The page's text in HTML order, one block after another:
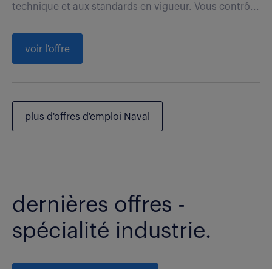
technique et aux standards en vigueur. Vous contrô...
voir l'offre
plus d'offres d'emploi Naval
dernières offres -
spécialité industrie.